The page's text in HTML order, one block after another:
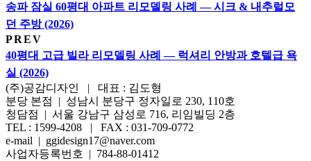
송파 잠실 60평대 아파트 리모델링 사례 — 시크 & 내추럴모
던 주방 (2026)
PREV
40평대 고급 빌라 리모델링 사례 — 럭셔리 안방과 호텔급 욕
실 (2026)
(주)공감디자인 | 대표 : 김도형
분당 본점 | 성남시 분당구 정자일로 230, 110호
청담점 | 서울 강남구 삼성로 716, 리임빌딩 2층
TEL : 1599-4208 | FAX : 031-709-0772
e-mail | ggidesign17@naver.com
사업자등록번호 | 784-88-01412